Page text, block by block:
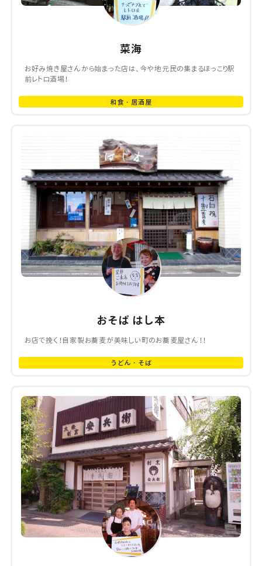
菜海
お好み焼き屋さんから始まった店は、今や地元民の集まるほっこり駅
前レトロ酒場！
和食・居酒屋
おそば はし本
お店で挽く！自家製お蕎麦が美味しい町のお蕎麦屋さん！！
うどん・そば